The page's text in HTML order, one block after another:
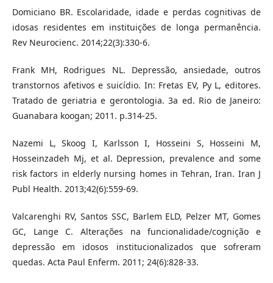
Domiciano BR. Escolaridade, idade e perdas cognitivas de
idosas residentes em instituições de longa permanência.
Rev Neurocienc. 2014;22(3):330-6.
Frank MH, Rodrigues NL. Depressão, ansiedade, outros
transtornos afetivos e suicídio. In: Fretas EV, Py L, editores.
Tratado de geriatria e gerontologia. 3a ed. Rio de Janeiro:
Guanabara koogan; 2011. p.314-25.
Nazemi L, Skoog I, Karlsson I, Hosseini S, Hosseini M,
Hosseinzadeh Mj, et al. Depression, prevalence and some
risk factors in elderly nursing homes in Tehran, Iran. Iran J
Publ Health. 2013;42(6):559-69.
Valcarenghi RV, Santos SSC, Barlem ELD, Pelzer MT, Gomes
GC, Lange C. Alterações na funcionalidade/cognição e
depressão em idosos institucionalizados que sofreram
quedas. Acta Paul Enferm. 2011; 24(6):828-33.